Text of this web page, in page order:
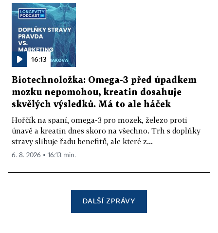
16:13
Biotechnoložka: Omega-3 před úpadkem
mozku nepomohou, kreatin dosahuje
skvělých výsledků. Má to ale háček
Hořčík na spaní, omega-3 pro mozek, železo proti
únavě a kreatin dnes skoro na všechno. Trh s doplňky
stravy slibuje řadu benefitů, ale které z...
6. 8. 2026 ▪ 16:13 min.
DALŠÍ ZPRÁVY